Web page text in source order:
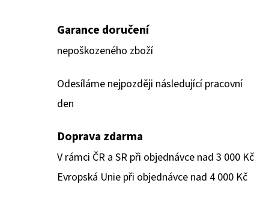
Garance doručení
nepoškozeného zboží
Odesíláme nejpozději následující pracovní
den
Doprava zdarma
V rámci ČR a SR při objednávce nad 3 000 Kč
Evropská Unie při objednávce nad 4 000 Kč